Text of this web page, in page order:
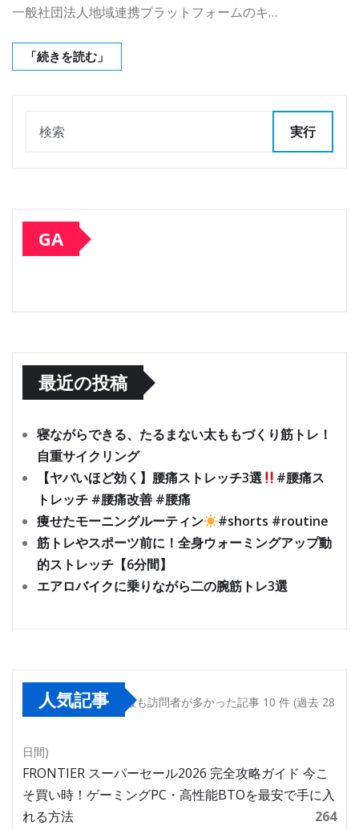
一般社団法人地域連携プラットフォームのキ…
「続きを読む」
実行
GA
最近の投稿
寝ながらできる、たるまない太ももづくり筋トレ！
自重サイクリング
【ヤバいほど効く】腰痛ストレッチ3選
#腰痛ス
トレッチ #腰痛改善 #腰痛
痩せたモーニングルーティン
#shorts #routine
筋トレやスポーツ前に！全身ウォーミングアップ動
的ストレッチ【6分間】
エアロバイクに乗りながら二の腕筋トレ3選
人気記事 最も訪問者が多かった記事 10 件 (過去 28
日間)
FRONTIER スーパーセール2026 完全攻略ガイド 今こ
そ買い時！ゲーミングPC・高性能BTOを最安で手に入
れる方法
264